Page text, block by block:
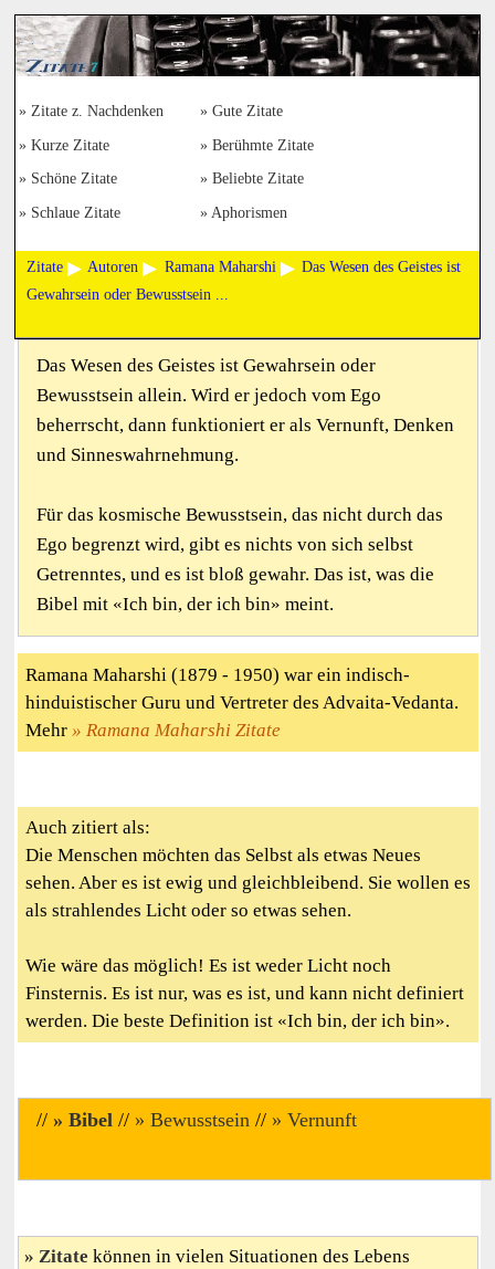
Zitate z. Nachdenken Gute Zitate
Kurze Zitate Berühmte Zitate
Schöne Zitate Beliebte Zitate
Schlaue Zitate Aphorismen
Zitate Autoren Ramana Maharshi
Das Wesen des Geistes ist
Gewahrsein oder Bewusstsein ...
Das Wesen des Geistes ist Gewahrsein oder
Bewusstsein allein. Wird er jedoch vom Ego
beherrscht, dann funktioniert er als Vernunft, Denken
und Sinneswahrnehmung.
Für das kosmische Bewusstsein, das nicht durch das
Ego begrenzt wird, gibt es nichts von sich selbst
Getrenntes, und es ist bloß gewahr. Das ist, was die
Bibel mit «Ich bin, der ich bin» meint.
Ramana Maharshi (1879 - 1950) war ein indisch-
hinduistischer Guru und Vertreter des Advaita-Vedanta.
Mehr
Ramana Maharshi Zitate
Auch zitiert als:
Die Menschen möchten das Selbst als etwas Neues
sehen. Aber es ist ewig und gleichbleibend. Sie wollen es
als strahlendes Licht oder so etwas sehen.
Wie wäre das möglich! Es ist weder Licht noch
Finsternis. Es ist nur, was es ist, und kann nicht definiert
werden. Die beste Definition ist «Ich bin, der ich bin».
// Bibel // Bewusstsein // Vernunft
Zitate können in vielen Situationen des Lebens